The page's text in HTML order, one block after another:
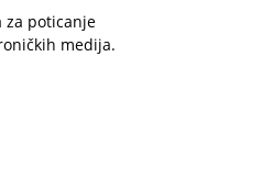
za poticanje
medija.